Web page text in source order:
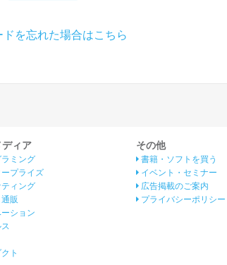
ドを忘れた場合はこちら
ィア
ミング
プライズ
ィング
販
ション
ト
その他
書籍・ソフトを買う
イベント・セミナー
広告掲載のご案内
プライバシーポリシー